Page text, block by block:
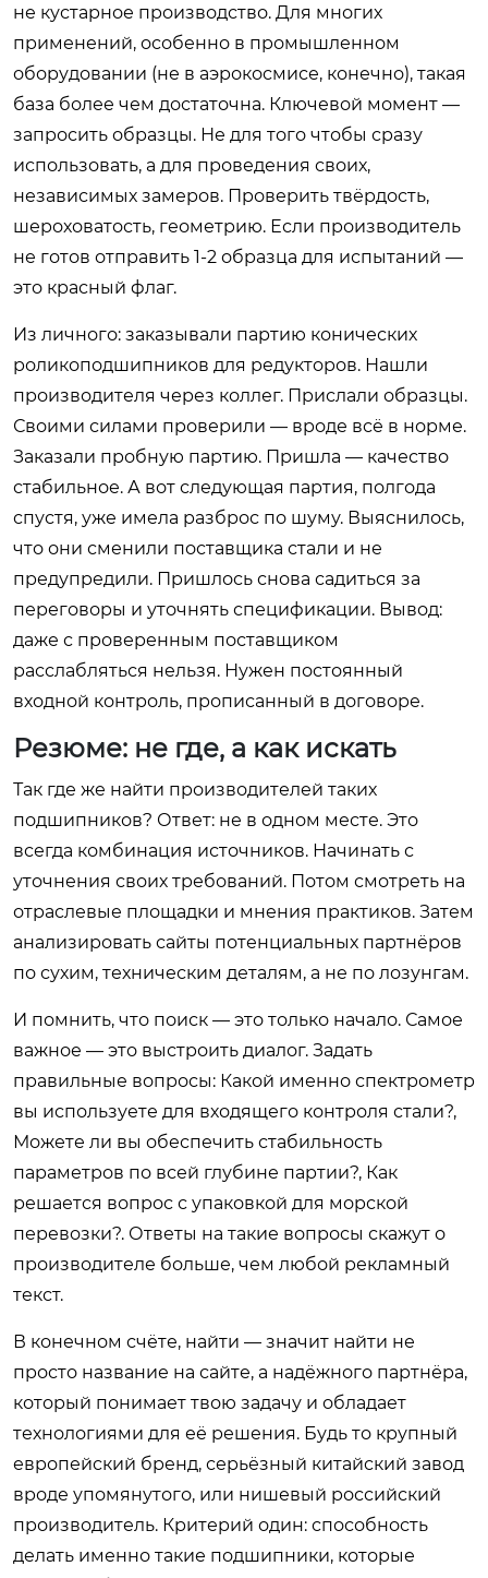
не кустарное производство. Для многих
применений, особенно в промышленном
оборудовании (не в аэрокосмисе, конечно), такая
база более чем достаточна. Ключевой момент —
запросить образцы. Не для того чтобы сразу
использовать, а для проведения своих,
независимых замеров. Проверить твёрдость,
шероховатость, геометрию. Если производитель
не готов отправить 1-2 образца для испытаний —
это красный флаг.
Из личного: заказывали партию конических
роликоподшипников для редукторов. Нашли
производителя через коллег. Прислали образцы.
Своими силами проверили — вроде всё в норме.
Заказали пробную партию. Пришла — качество
стабильное. А вот следующая партия, полгода
спустя, уже имела разброс по шуму. Выяснилось,
что они сменили поставщика стали и не
предупредили. Пришлось снова садиться за
переговоры и уточнять спецификации. Вывод:
даже с проверенным поставщиком
расслабляться нельзя. Нужен постоянный
входной контроль, прописанный в договоре.
Резюме: не где, а как искать
Так где же найти производителей таких
подшипников? Ответ: не в одном месте. Это
всегда комбинация источников. Начинать с
уточнения своих требований. Потом смотреть на
отраслевые площадки и мнения практиков. Затем
анализировать сайты потенциальных партнёров
по сухим, техническим деталям, а не по лозунгам.
И помнить, что поиск — это только начало. Самое
важное — это выстроить диалог. Задать
правильные вопросы: Какой именно спектрометр
вы используете для входящего контроля стали?,
Можете ли вы обеспечить стабильность
параметров по всей глубине партии?, Как
решается вопрос с упаковкой для морской
перевозки?. Ответы на такие вопросы скажут о
производителе больше, чем любой рекламный
текст.
В конечном счёте, найти — значит найти не
просто название на сайте, а надёжного партнёра,
который понимает твою задачу и обладает
технологиями для её решения. Будь то крупный
европейский бренд, серьёзный китайский завод
вроде упомянутого, или нишевый российский
производитель. Критерий один: способность
делать именно такие подшипники, которые